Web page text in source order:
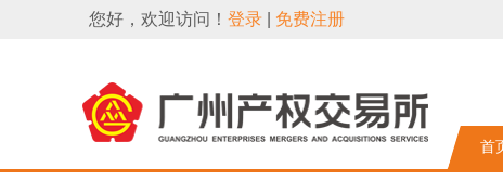
您好，欢迎访问！ 登录 免费注册
首